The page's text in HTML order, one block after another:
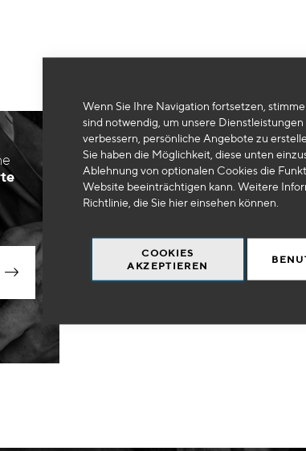
Wenn Sie Ihre Navigation fortsetzen,
sind notwendig, um unsere
verbessern, persönliche Angebote zu
Sie haben die Möglichkeit, diese unten
Ablehnung von optionalen Cookies die
Website beeinträchtigen kann. Weitere
Richtlinie, die Sie hiereinsehen können.
COOKIES
AKZEPTIEREN
Leider können wir keine passenden